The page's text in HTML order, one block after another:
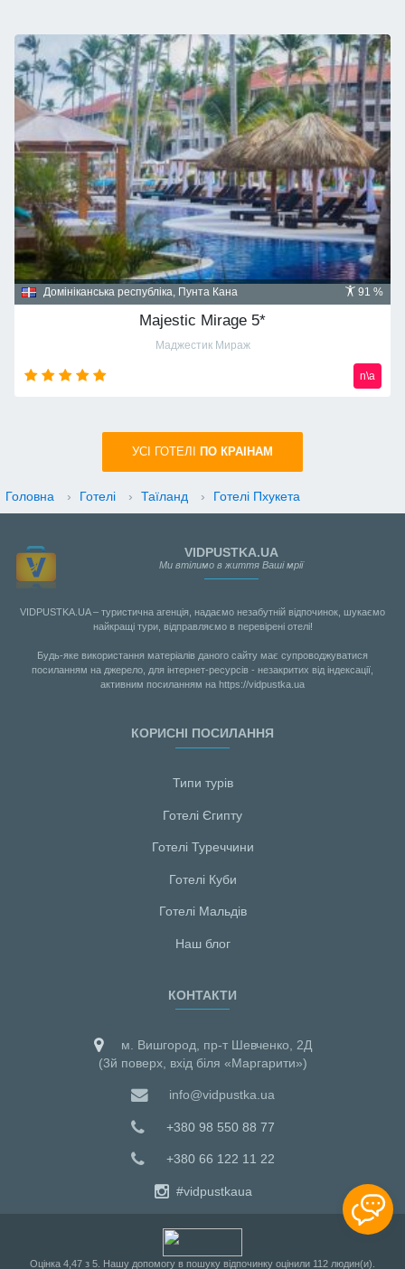
91 %
Домініканська республіка, Пунта Кана
Majestic Mirage 5*
Маджестик Мираж
n\a
УСI ГОТЕЛІ ПО КРАIНАМ
Головна › Готелі › Таїланд › Готелі Пхукета
VIDPUSTKA.UA
Ми втілимо в життя Ваші мрії
VIDPUSTKA.UA – туристична агенція, надаємо незабутній відпочинок, шукаємо
найкращі тури, відправляємо в перевірені отелі!
Будь-яке використання матеріалів даного сайту має супроводжуватися
посиланням на джерело, для інтернет-ресурсів - незакритих від індексації,
активним посиланням на https://vidpustka.ua
КОРИСНІ ПОСИЛАННЯ
Типи турів
Готелі Єгипту
Готелі Туреччини
Готелі Куби
Готелі Мальдiв
Наш блог
КОНТАКТИ
м. Вишгород, пр-т Шевченко, 2Д
(3й поверх, вхід біля «Маргарити»)
info@vidpustka.ua
+380 98 550 88 77
+380 66 122 11 22
#vidpustkaua
Оцiнка 4,47 з 5 . Нашу допомогу в пошуку відпочинку оцінили 112 людин(и).